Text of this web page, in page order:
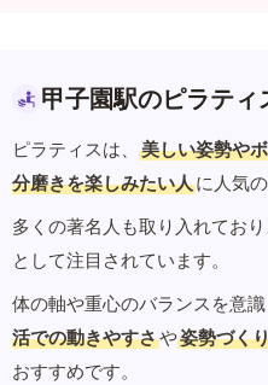
甲子園駅のピラティ
ピラティスは、 美しい姿勢や
分磨きを楽しみたい人に人気
多くの著名人も取り入れてお
として注目されています。
体の軸や重心のバランスを意識
活での動きやすさや姿勢づく
おすすめです。